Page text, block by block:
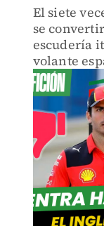
El siete
se
escudería
volante
nuevo